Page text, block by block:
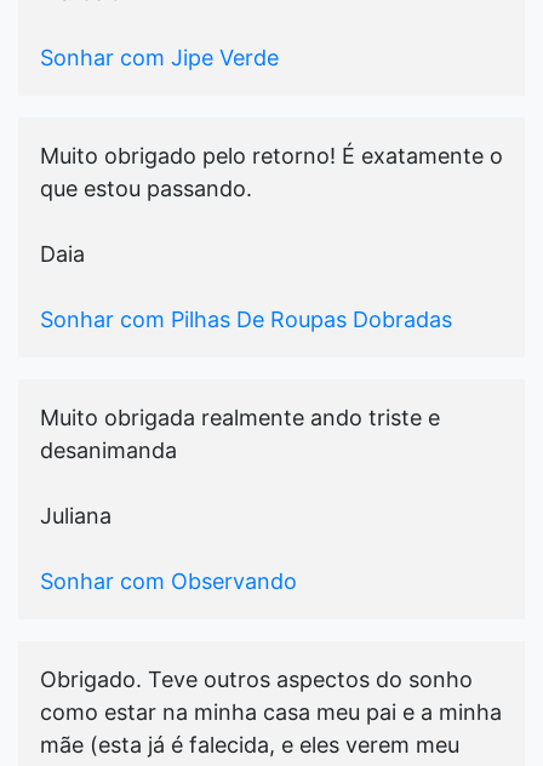
Sonhar com Jipe Verde
Muito obrigado pelo retorno! É exatamente o
que estou passando.
Daia
Sonhar com Pilhas De Roupas Dobradas
Muito obrigada realmente ando triste e
desanimanda
Juliana
Sonhar com Observando
Obrigado. Teve outros aspectos do sonho
como estar na minha casa meu pai e a minha
mãe (esta já é falecida, e eles verem meu